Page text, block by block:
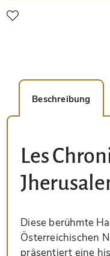
Beschreibung
Les
Diese berühmte
Österreichischen
präsentiert eine